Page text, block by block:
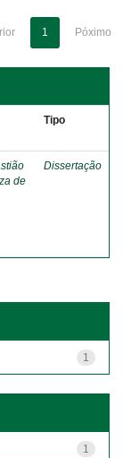
1 Póximo
Tipo
de
Dissertação
1
1